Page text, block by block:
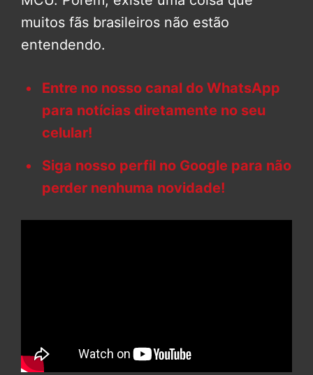
muitos fãs brasileiros não estão
entendendo.
Entre no nosso canal do WhatsApp
para notícias diretamente no seu
celular!
Siga nosso perfil no Google para não
perder nenhuma novidade!